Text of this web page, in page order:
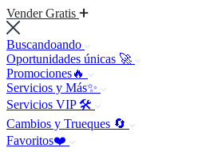
Vender Gratis
Buscandoando
Oportunidades únicas 🚀
Promociones🔥
Servicios y Más✨
Servicios VIP 🛠️
Cambios y Trueques 🔄
Favoritos❤️